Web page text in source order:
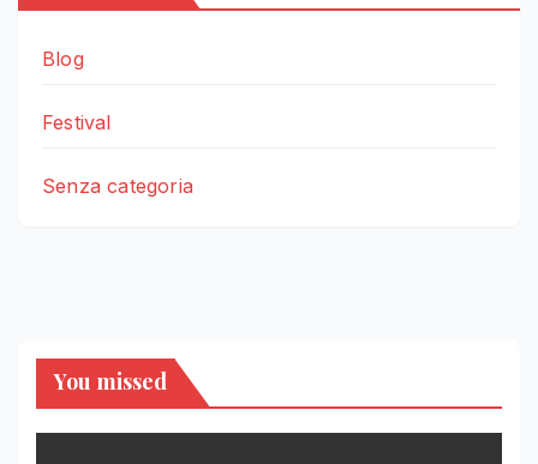
Blog
Festival
Senza categoria
You missed